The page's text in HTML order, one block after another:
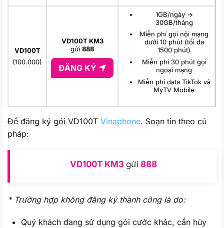
VD100T
(100.000)
VD100T KM3
gửi 888
ĐĂNG KÝ
1GB/ngày ->
30GB/tháng
Miễn phí gọi nội mạng
dưới 10 phút (tối đa
1500 phút)
Miễn phí 30 phút gọi
ngoại mạng
Miễn phí data TikTok và
MyTV Mobile
Để đăng ký gói VD100T Vinaphone. Soạn tin theo cú
pháp:
VD100T KM3 gửi 888
* Trường hợp không đăng ký thành công là do:
Quý khách đang sử dụng gói cước khác, cần hủy